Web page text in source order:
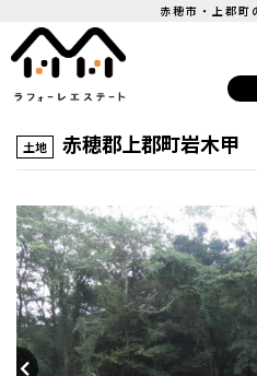
赤穂市・上郡町
土地 赤穂郡上郡町岩木甲